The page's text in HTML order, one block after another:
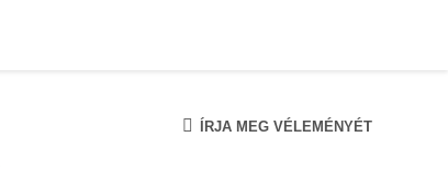
ÍRJA MEG VÉLEMÉNYÉT